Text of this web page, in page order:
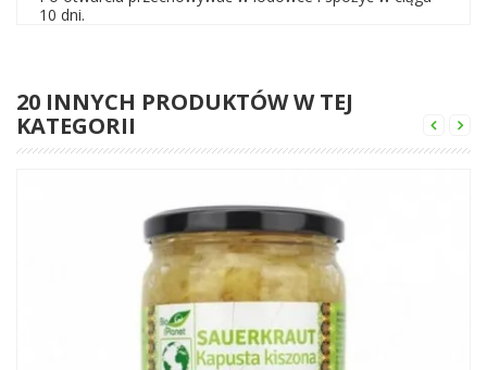
10 dni.
20 INNYCH PRODUKTÓW W TEJ
KATEGORII